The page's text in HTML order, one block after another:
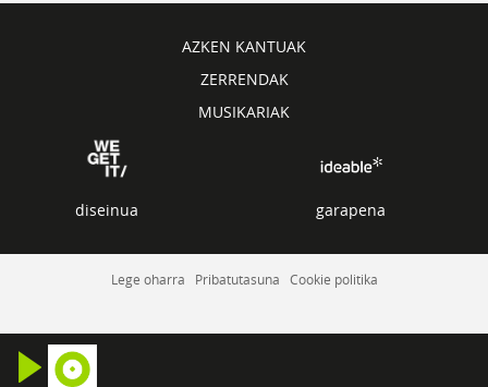
AZKEN KANTUAK
ZERRENDAK
MUSIKARIAK
diseinua garapena
Lege oharra Pribatutasuna Cookie politika